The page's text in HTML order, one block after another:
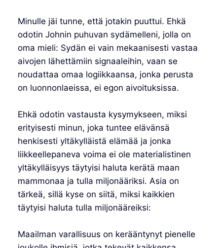
Minulle jäi tunne, että jotakin puuttui. Ehkä
odotin Johnin puhuvan sydämelleni, jolla on
oma mieli: Sydän ei vain mekaanisesti vastaa
aivojen lähettämiin signaaleihin, vaan se
noudattaa omaa logiikkaansa, jonka perusta
on luonnonlaeissa, ei egon aivoituksissa.
Ehkä odotin vastausta kysymykseen, miksi
erityisesti minun, joka tuntee elävänsä
henkisesti yltäkylläistä elämää ja jonka
liikkeellepaneva voima ei ole materialistinen
yltäkylläisyys täytyisi haluta kerätä maan
mammonaa ja tulla miljonääriksi. Asia on
tärkeä, sillä kyse on siitä, miksi kaikkien
täytyisi haluta tulla miljonääreiksi:
Maailman varallisuus on kerääntynyt pienelle